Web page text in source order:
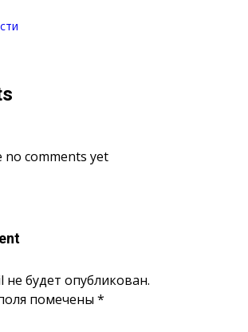
no comments yet
не будет опубликован.
помечены *